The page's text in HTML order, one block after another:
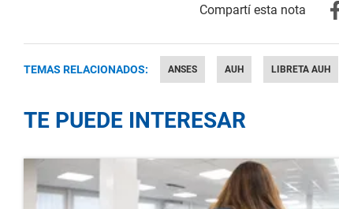
TEMAS RELACIONADOS: ANSES AUH LIBRETA AUH
TE PUEDE INTERESAR